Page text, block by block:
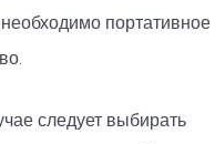
портативное
следует выбирать